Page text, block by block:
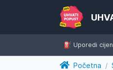
⛽️ Uporedi
Početna /